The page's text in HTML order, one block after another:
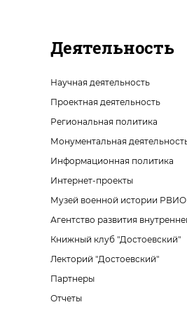
Деятельность
Научная деятельность
Проектная деятельность
Региональная политика
Монументальная
Информационная политика
Интернет-проекты
Музей военной истории РВИО
Агентство развития
Книжный клуб "Достоевский"
Лекторий "Достоевский"
Партнеры
Отчеты